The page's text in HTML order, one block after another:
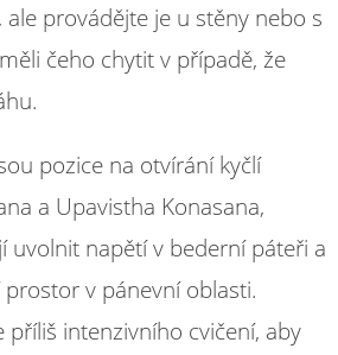
provádějte je u stěny nebo s
čeho chytit v případě, že
pozice na otvírání kyčlí
a Upavistha Konasana,
uvolnit napětí v bederní páteři a
v pánevní oblasti.
příliš intenzivního cvičení, aby